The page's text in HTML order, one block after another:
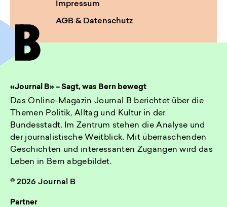
Impressum
AGB & Datenschutz
«Journal B» – Sagt, was Bern bewegt
Das Online-Magazin Journal B berichtet über die
Themen Politik, Alltag und Kultur in der
Bundesstadt. Im Zentrum stehen die Analyse und
der journalistische Weitblick. Mit überraschenden
Geschichten und interessanten Zugängen wird das
Leben in Bern abgebildet.
© 2026 Journal B
Partner